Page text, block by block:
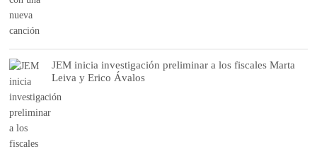
JEM inicia investigación preliminar a los fiscales Marta
Leiva y Erico Ávalos